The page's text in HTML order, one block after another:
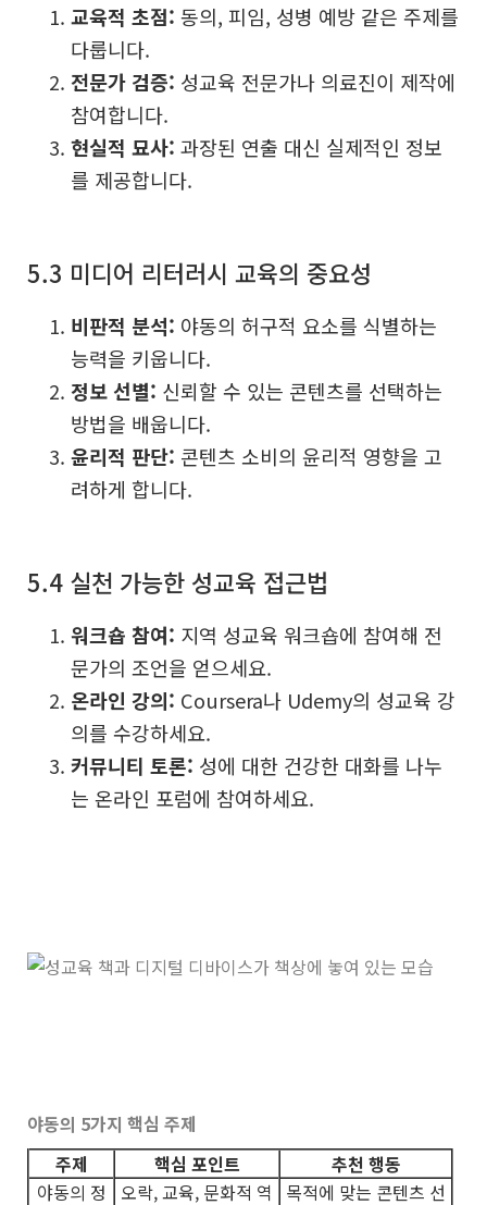
교육적 초점: 동의, 피임, 성병 예방 같은 주제를
다룹니다.
전문가 검증: 성교육 전문가나 의료진이 제작에
참여합니다.
현실적 묘사: 과장된 연출 대신 실제적인 정보
를 제공합니다.
5.3 미디어 리터러시 교육의 중요성
비판적 분석: 야동의 허구적 요소를 식별하는
능력을 키웁니다.
정보 선별: 신뢰할 수 있는 콘텐츠를 선택하는
방법을 배웁니다.
윤리적 판단: 콘텐츠 소비의 윤리적 영향을 고
려하게 합니다.
5.4 실천 가능한 성교육 접근법
워크숍 참여: 지역 성교육 워크숍에 참여해 전
문가의 조언을 얻으세요.
온라인 강의: Coursera나 Udemy의 성교육 강
의를 수강하세요.
커뮤니티 토론: 성에 대한 건강한 대화를 나누
는 온라인 포럼에 참여하세요.
야동의 5가지 핵심 주제
주제
핵심 포인트
추천 행동
야동의 정
오락, 교육, 문화적 역
목적에 맞는 콘텐츠 선